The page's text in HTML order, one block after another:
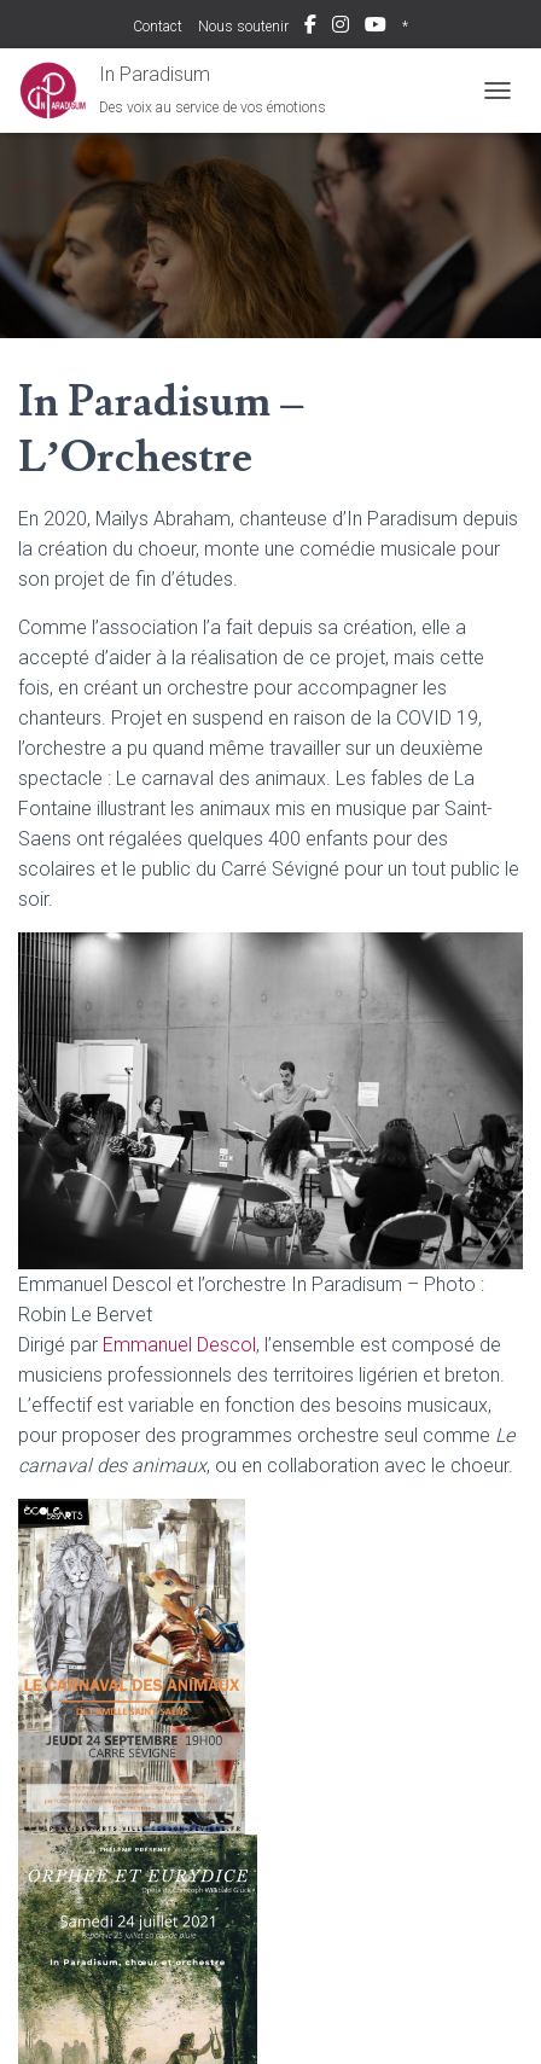
Contact Nous soutenir *
In Paradisum
Des voix au service de vos émotions
In Paradisum –
L’Orchestre
En 2020, Maïlys Abraham, chanteuse d’In Paradisum depuis
la création du choeur, monte une comédie musicale pour
son projet de fin d’études.
Comme l’association l’a fait depuis sa création, elle a
accepté d’aider à la réalisation de ce projet, mais cette
fois, en créant un orchestre pour accompagner les
chanteurs. Projet en suspend en raison de la COVID 19,
l’orchestre a pu quand même travailler sur un deuxième
spectacle : Le carnaval des animaux. Les fables de La
Fontaine illustrant les animaux mis en musique par Saint-
Saens ont régalées quelques 400 enfants pour des
scolaires et le public du Carré Sévigné pour un tout public le
soir.
Emmanuel Descol et l’orchestre In Paradisum – Photo :
Robin Le Bervet
Dirigé par Emmanuel Descol, l’ensemble est composé de
musiciens professionnels des territoires ligérien et breton.
L’effectif est variable en fonction des besoins musicaux,
pour proposer des programmes orchestre seul comme Le
carnaval des animaux, ou en collaboration avec le choeur.